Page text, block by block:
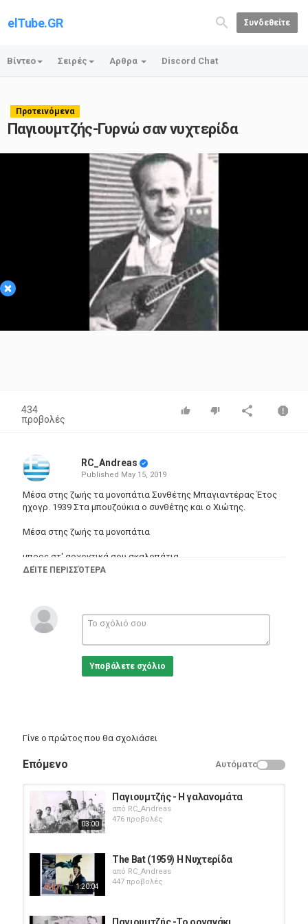
elTube.GR Συνδεθείτε
Βίντεο Σειρές Αρθρα Discord Chat
Προτεινόμενα
Παγιουμτζής-Γυρνώ σαν νυχτερίδα
×
Play
Video
434
προβολές
RC_Andreas
Published May 15, 2019
Μέσα στης ζωής τα μονοπάτια Συνθέτης Μπαγιαντέρας Έτος
ηχογρ. 1939 Στα μπουζούκια ο συνθέτης και ο Χιώτης.
Μέσα στης ζωής τα μονοπάτια
μπρος στ' αρχοντικά σου σκαλοπάτια
λίγη για να βρω χαρά κι ελπίδα.
Βλέπεις πως για σένα ξενυχτάω
σαν σε χάσω λίγο δε βαστάω
έλα πια και δωσ' μου χάδια
μη μ' αφήνεις μοναχό τα βράδια
Κατηγορίες
Greek Music
ΔΕΊΤΕ ΠΕΡΙΣΣΌΤΕΡΑ
Υποβάλετε σχόλιο
Γίνε ο πρώτος που θα σχολιάσει
Επόμενο Αυτόματο
03:00
Παγιουμτζής - Η γαλανομάτα
από RC_Andreas
476 προβολές
1:20:04
The Bat (1959) Η Νυχτερίδα
από RC_Andreas
447 προβολές
Παγιουμτζής -Το οργανάκι